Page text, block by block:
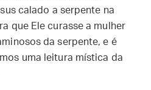
calado a serpente na
que Ele curasse a mulher
da serpente, e é
uma leitura mística da